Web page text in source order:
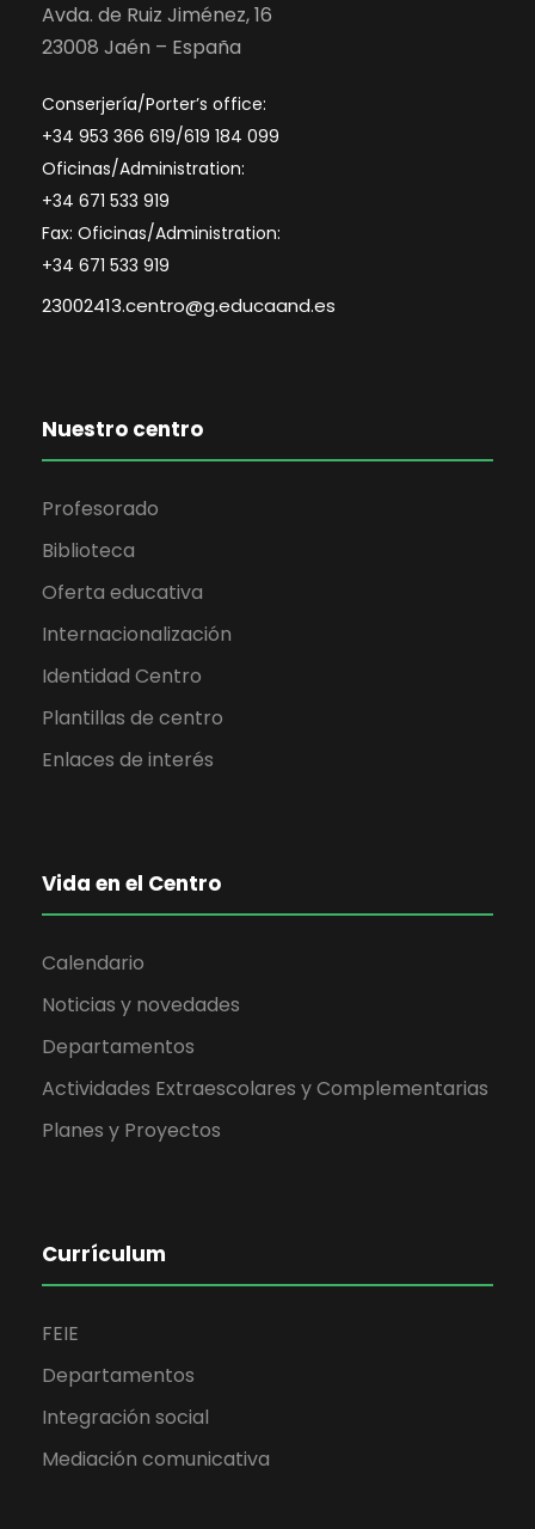
Avda. de Ruiz Jiménez, 16
23008 Jaén – España
Conserjería/Porter’s office:
+34 953 366 619/619 184 099
Oficinas/Administration:
+34 671 533 919
Fax: Oficinas/Administration:
+34 671 533 919
23002413.centro@g.educaand.es
Nuestro centro
Profesorado
Biblioteca
Oferta educativa
Internacionalización
Identidad Centro
Plantillas de centro
Enlaces de interés
Vida en el Centro
Calendario
Noticias y novedades
Departamentos
Actividades Extraescolares y Complementarias
Planes y Proyectos
Currículum
FEIE
Departamentos
Integración social
Mediación comunicativa